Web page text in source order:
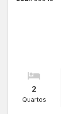
2
Quartos